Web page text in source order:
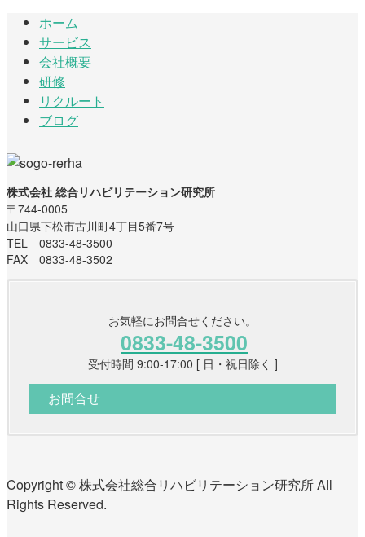
ホーム
サービス
会社概要
研修
リクルート
ブログ
株式会社 総合リハビリテーション研究所
〒744-0005
山口県下松市古川町4丁目5番7号
TEL 0833-48-3500
FAX 0833-48-3502
お気軽にお問合せください。
0833-48-3500
受付時間 9:00-17:00 [ 日・祝日除く ]
お問合せ
Copyright © 株式会社総合リハビリテーション研究所 All
Rights Reserved.